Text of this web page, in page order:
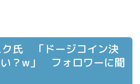
ク氏 「ドージコイン決
？w」 フォロワーに聞